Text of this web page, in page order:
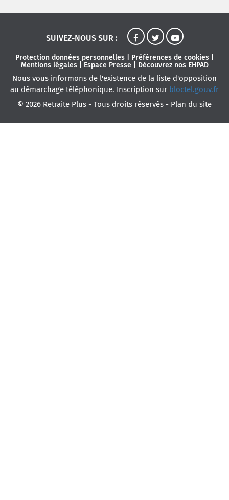
SUIVEZ-NOUS SUR :
Protection données personnelles Préférences de cookies
Mentions légales| Espace Presse| Découvrez nos EHPAD
Nous vous informons de l'existence de la liste d'opposition
au démarchage téléphonique. Inscription sur bloctel.gouv.fr
© 2026 Retraite Plus - Tous droits réservés - Plan du site